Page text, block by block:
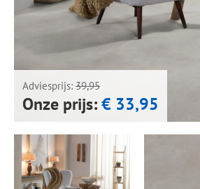
Adviesprijs: 39,95
Onze prijs:€ 33,95